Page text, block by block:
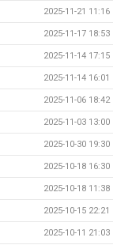
2025-11-21 11:16
2025-11-17 18:53
2025-11-14 17:15
2025-11-14 16:01
2025-11-06 18:42
2025-11-03 13:00
2025-10-30 19:30
2025-10-18 16:30
2025-10-18 11:38
2025-10-15 22:21
2025-10-11 21:03